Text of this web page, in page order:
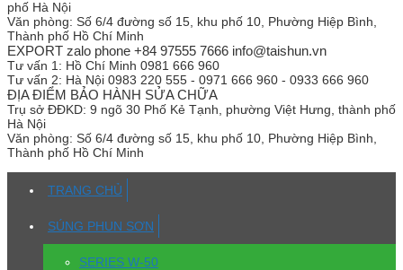
phố Hà Nội
Văn phòng: Số 6/4 đường số 15, khu phố 10, Phường Hiệp Bình,
Thành phố Hồ Chí Minh
EXPORT zalo phone +84 97555 7666 info@taishun.vn
Tư vấn 1: Hồ Chí Minh 0981 666 960
Tư vấn 2: Hà Nội 0983 220 555 - 0971 666 960 - 0933 666 960
ĐỊA ĐIỂM BẢO HÀNH SỬA CHỮA
Trụ sở ĐĐKD: 9 ngõ 30 Phố Kẻ Tạnh, phường Việt Hưng, thành phố
Hà Nội
Văn phòng: Số 6/4 đường số 15, khu phố 10, Phường Hiệp Bình,
Thành phố Hồ Chí Minh
TRANG CHỦ
SÚNG PHUN SƠN
SERIES W-50